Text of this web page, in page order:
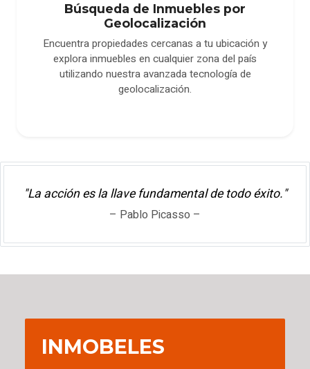
Búsqueda de Inmuebles por
Geolocalización
Encuentra propiedades cercanas a tu ubicación y
explora inmuebles en cualquier zona del país
utilizando nuestra avanzada tecnología de
geolocalización.
"La acción es la llave fundamental de todo éxito."
– Pablo Picasso –
INMOBELES